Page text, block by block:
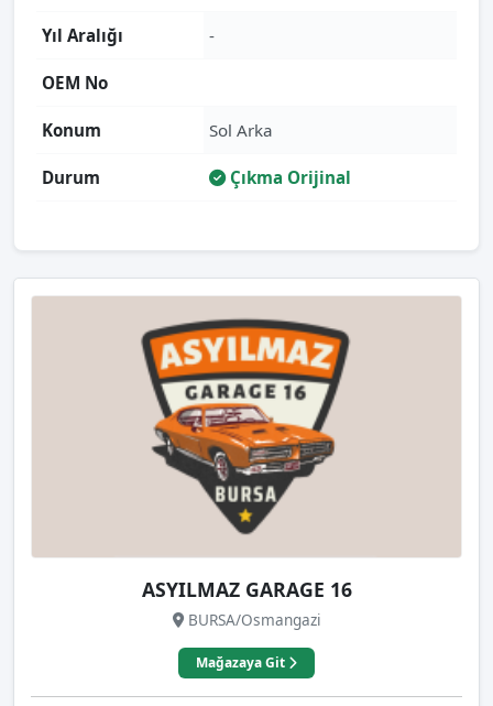
Yıl Aralığı -
OEM No
Konum Sol Arka
Durum Çıkma Orijinal
ASYILMAZ GARAGE 16
BURSA/Osmangazi
Mağazaya Git